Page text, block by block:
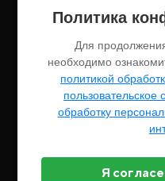
Политика
Для
необходимо
политикой
пользовательское
обработку
Я